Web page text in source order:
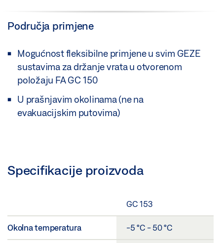
Područja primjene
Mogućnost fleksibilne primjene u svim GEZE
sustavima za držanje vrata u otvorenom
položaju FA GC 150
U prašnjavim okolinama (ne na
evakuacijskim putovima)
Specifikacije proizvoda
GC 153
Okolna temperatura -5 °C - 50 °C